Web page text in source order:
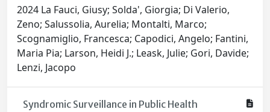
2024 La Fauci, Giusy; Solda', Giorgia; Di Valerio,
Zeno; Salussolia, Aurelia; Montalti, Marco;
Scognamiglio, Francesca; Capodici, Angelo; Fantini,
Maria Pia; Larson, Heidi J.; Leask, Julie; Gori, Davide;
Lenzi, Jacopo
Syndromic Surveillance in Public Health